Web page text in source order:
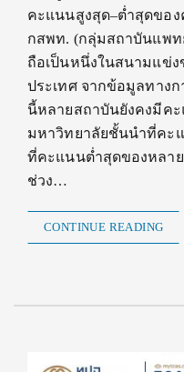
คะแนนสูงสุด–ต่ำสุดขอ
กสพท. (กลุ่มสถาบันแพท
ถือเป็นหนึ่งในสนามแข่
ประเทศ จากข้อมูลทางก
นี้หลายสถาบันยังคงมีคะ
มหาวิทยาลัยชั้นนำที่คะ
ที่คะแนนต่ำสุดของหลา
ช่วง…
CONTINUE READING